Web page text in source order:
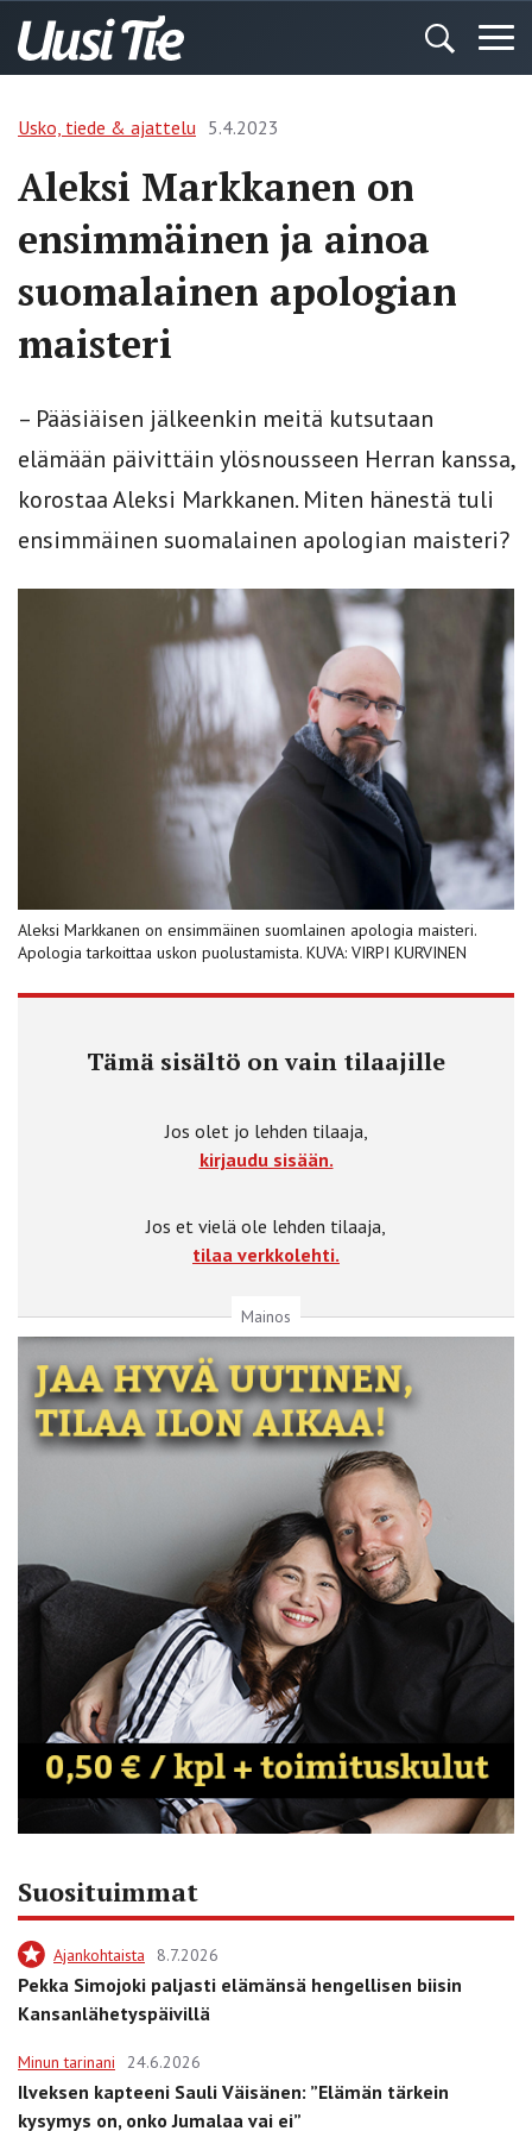
Usko, tiede & ajattelu 5.4.2023
Aleksi Markkanen on
ensimmäinen ja ainoa
suomalainen apologian
maisteri
– Pääsiäisen jälkeenkin meitä kutsutaan
elämään päivittäin ylösnousseen Herran kanssa,
korostaa Aleksi Markkanen. Miten hänestä tuli
ensimmäinen suomalainen apologian maisteri?
Aleksi Markkanen on ensimmäinen suomlainen apologia maisteri.
Apologia tarkoittaa uskon puolustamista. KUVA: VIRPI KURVINEN
Tämä sisältö on vain tilaajille
Jos olet jo lehden tilaaja,
kirjaudu sisään.
Jos et vielä ole lehden tilaaja,
tilaa verkkolehti.
Mainos
Suosituimmat
Ajankohtaista 8.7.2026
Pekka Simojoki paljasti elämänsä hengellisen biisin
Kansanlähetyspäivillä
Minun tarinani 24.6.2026
Ilveksen kapteeni Sauli Väisänen: ”Elämän tärkein
kysymys on, onko Jumalaa vai ei”